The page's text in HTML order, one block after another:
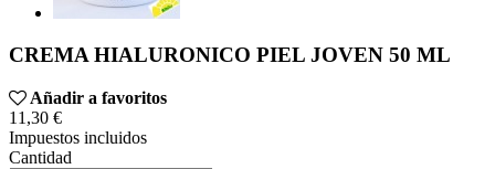
CREMA HIALURONICO PIEL JOVEN 50 ML
Añadir a favoritos
11,30 €
Impuestos incluidos
Cantidad